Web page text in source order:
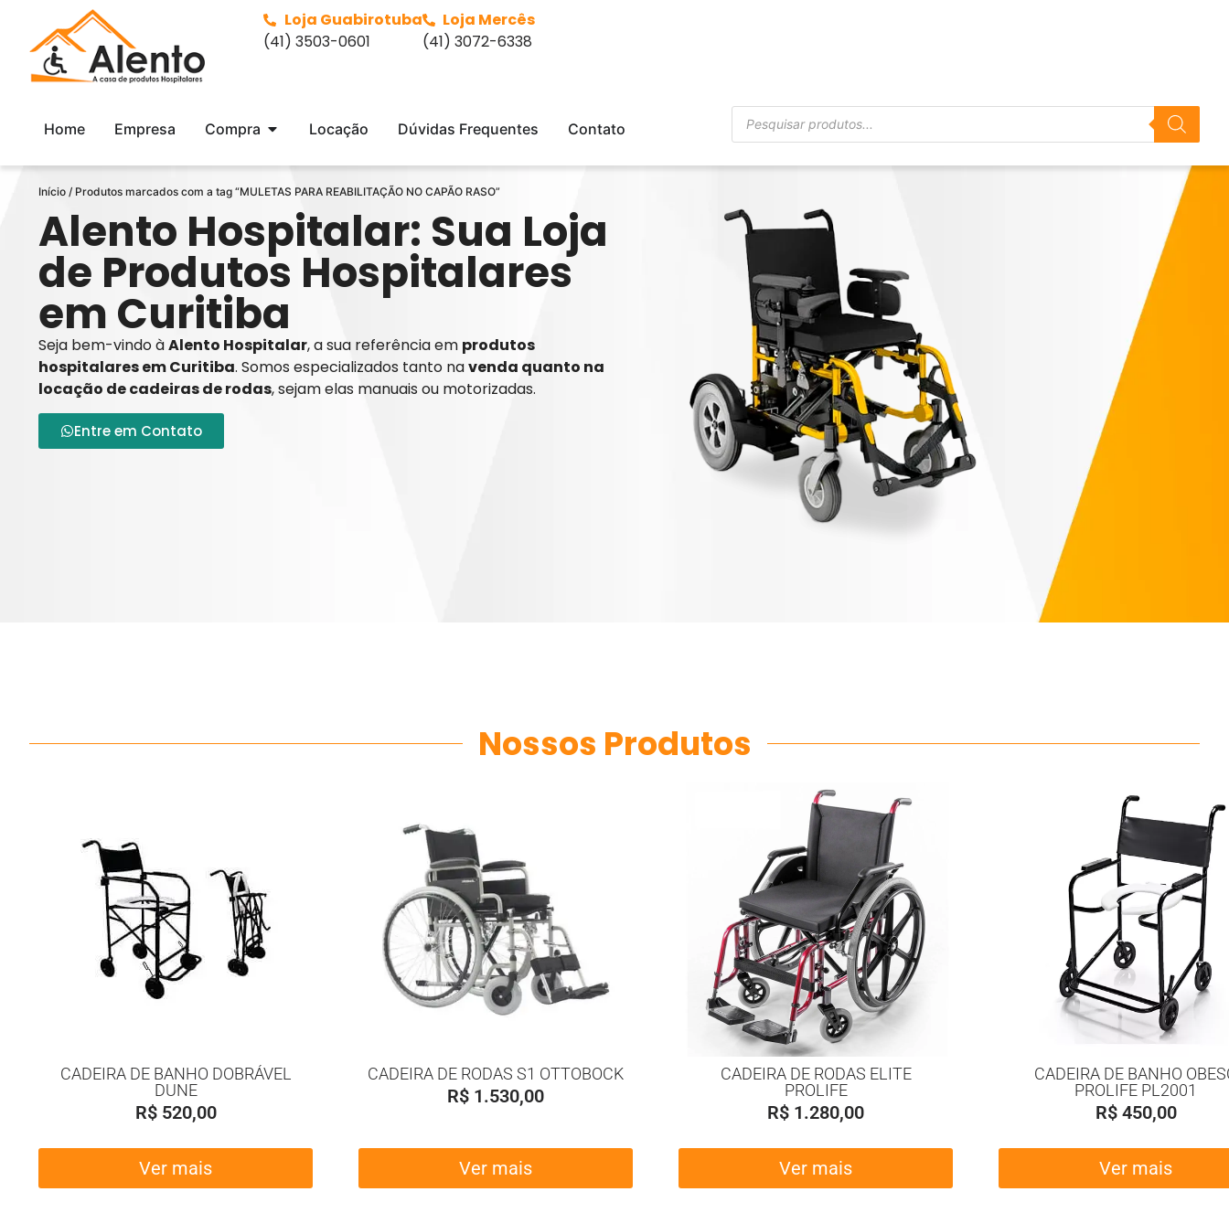
Loja Guabirotuba
(41) 3503-0601
Loja Mercês
(41) 3072-6338
Home Empresa Compra Locação Dúvidas Frequentes Contato
Início / Produtos marcados com a tag “MULETAS PARA REABILITAÇÃO NO CAPÃO RASO”
Alento Hospitalar: Sua Loja
de Produtos Hospitalares
em Curitiba
Seja bem-vindo àAlento Hospitalar, a sua referência em produtos
hospitalares em Curitiba. Somos especializados tanto navenda quanto na
locação de cadeiras de rodas, sejam elas manuais ou motorizadas.
Entre em Contato
Nossos Produtos
CADEIRA DE BANHO DOBRÁVEL
DUNE
R$520,00
Ver mais
CADEIRA DE RODAS S1 OTTOBOCK
R$ 1.530,00
Ver mais
CADEIRA DE RODAS ELITE
PROLIFE
R$ 1.280,00
Ver mais
CADEIRA DE BANHO
PROLIFE PL2001
R$450,00
Ver mais